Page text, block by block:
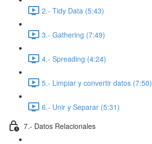
2.- Tidy Data (5:43)
3.- Gathering (7:49)
4.- Spreading (4:24)
5.- Limpiar y convertir datos (7:50)
6.- Unir y Separar (5:31)
7.- Datos Relacionales